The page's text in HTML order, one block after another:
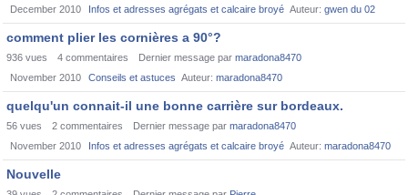
December 2010
Infos et adresses agrégats et calcaire broyé Auteur: gwen du 02
comment plier les cornières a 90°?
936 vues 4 commentaires Dernier message par maradona8470
November 2010
Conseils et astuces Auteur: maradona8470
quelqu'un connait-il une bonne carrière sur bordeaux.
56 vues 2 commentaires Dernier message par maradona8470
November 2010
Infos et adresses agrégats et calcaire broyé Auteur: maradona8470
Nouvelle